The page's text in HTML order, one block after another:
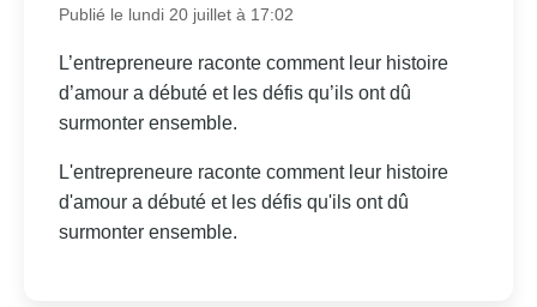
Publié le lundi 20 juillet à 17:02
L’entrepreneure raconte comment leur histoire
d’amour a débuté et les défis qu’ils ont dû
surmonter ensemble.
L'entrepreneure raconte comment leur histoire
d'amour a débuté et les défis qu'ils ont dû
surmonter ensemble.